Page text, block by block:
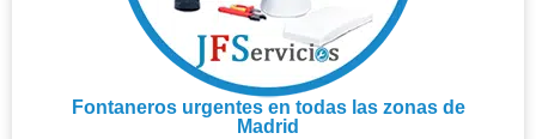
Fontaneros urgentes en todas las zonas de
Madrid